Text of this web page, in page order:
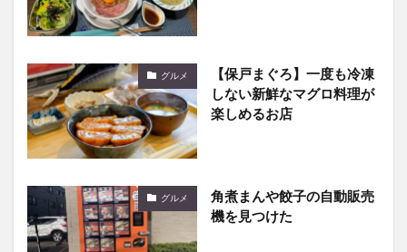
グルメ
【保戸まぐろ】一度も冷凍
しない新鮮なマグロ料理が
楽しめるお店
グルメ
角煮まんや餃子の自動販売
機を見つけた